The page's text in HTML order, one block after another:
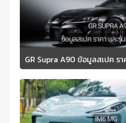
GR Supra A90 ข้อมูลสเปค ร